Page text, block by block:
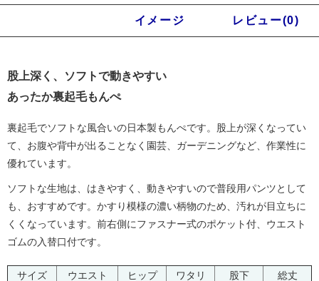
イメージ レビュー(0)
股上深く、ソフトで動きやすい
あったか裏起毛もんぺ
裏起毛でソフトな風合いの日本製もんぺです。股上が深くなってい
て、お腹や背中が出ることなく園芸、ガーデニングなど、作業性に
優れています。
ソフトな生地は、はきやすく、動きやすいので普段用パンツとして
も、おすすめです。かすり模様の濃い柄物のため、汚れが目立ちに
くくなっています。前右側にファスナー式のポケット付、ウエスト
ゴムの入替口付です。
サイズ ウエスト ヒップ ワタリ 股下
総丈